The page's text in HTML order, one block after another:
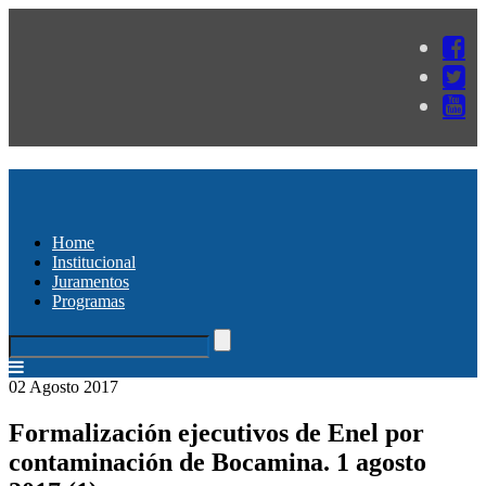
Home
Institucional
Juramentos
Programas
02 Agosto 2017
Formalización ejecutivos de Enel por
contaminación de Bocamina. 1 agosto